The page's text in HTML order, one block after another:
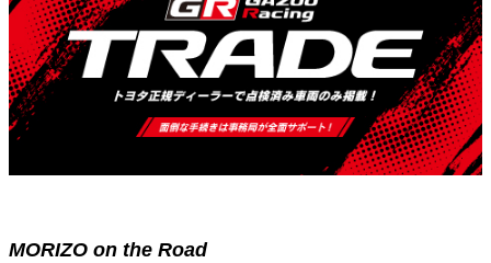
MORIZO on the Road